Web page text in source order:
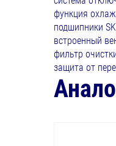
функция
подшипники
встроенный
фильтр
защита от